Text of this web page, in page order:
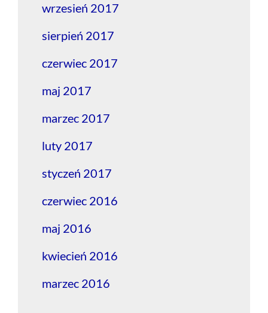
wrzesień 2017
sierpień 2017
czerwiec 2017
maj 2017
marzec 2017
luty 2017
styczeń 2017
czerwiec 2016
maj 2016
kwiecień 2016
marzec 2016